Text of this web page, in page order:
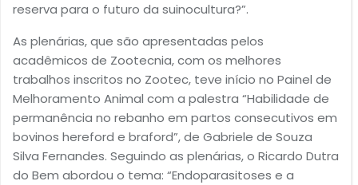
reserva para o futuro da suinocultura?”.
As plenárias, que são apresentadas pelos
acadêmicos de Zootecnia, com os melhores
trabalhos inscritos no Zootec, teve início no Painel de
Melhoramento Animal com a palestra “Habilidade de
permanência no rebanho em partos consecutivos em
bovinos hereford e braford”, de Gabriele de Souza
Silva Fernandes. Seguindo as plenárias, o Ricardo Dutra
do Bem abordou o tema: “Endoparasitoses e a